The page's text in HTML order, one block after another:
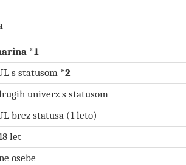
*1
s statusom *2
univerz s statusom
brez statusa (1 leto)
let
osebe